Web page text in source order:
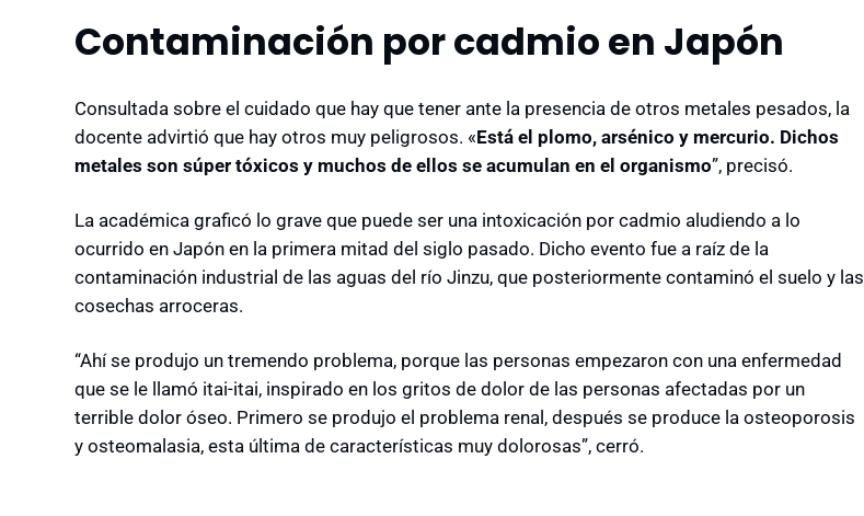
Contaminación por cadmio en Japón
Consultada sobre el cuidado que hay que tener ante la presencia de otros metales pesados, la
docente advirtió que hay otros muy peligrosos. «Está el plomo, arsénico y mercurio. Dichos
metales son súper tóxicos y muchos de ellos se acumulan en el organismo”, precisó.
La académica graficó lo grave que puede ser una intoxicación por cadmio aludiendo a lo
ocurrido en Japón en la primera mitad del siglo pasado. Dicho evento fue a raíz de la
contaminación industrial de las aguas del río Jinzu, que posteriormente contaminó el suelo y las
cosechas arroceras.
“Ahí se produjo un tremendo problema, porque las personas empezaron con una enfermedad
que se le llamó itai-itai, inspirado en los gritos de dolor de las personas afectadas por un
terrible dolor óseo. Primero se produjo el problema renal, después se produce la osteoporosis
y osteomalasia, esta última de características muy dolorosas”, cerró.